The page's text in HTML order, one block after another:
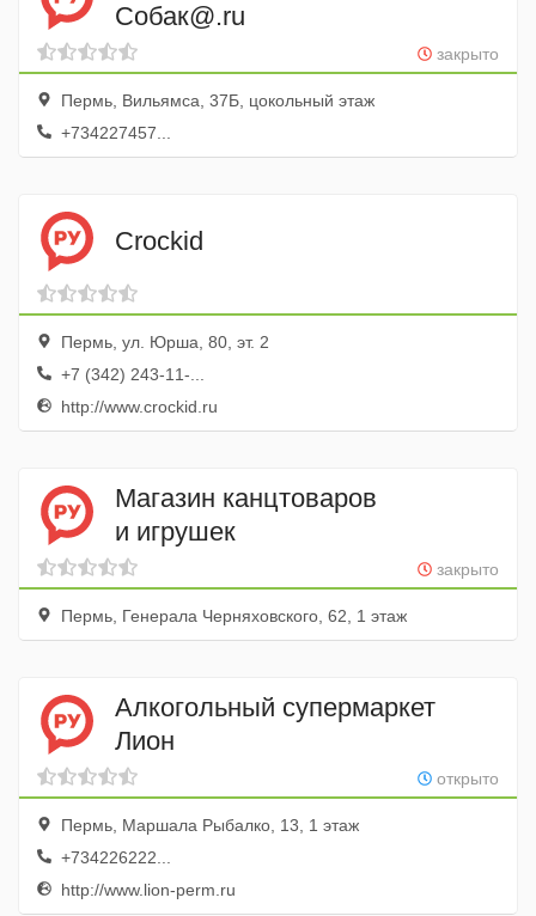
Собак@.ru
закрыто
Пермь, Вильямса, 37Б, цокольный этаж
+734227457...
Crockid
Пермь, ул. Юрша, 80, эт. 2
+7 (342) 243-11-...
http://www.crockid.ru
Магазин канцтоваров
и игрушек
закрыто
Пермь, Генерала Черняховского, 62, 1 этаж
Алкогольный супермаркет
Лион
открыто
Пермь, Маршала Рыбалко, 13, 1 этаж
+734226222...
http://www.lion-perm.ru